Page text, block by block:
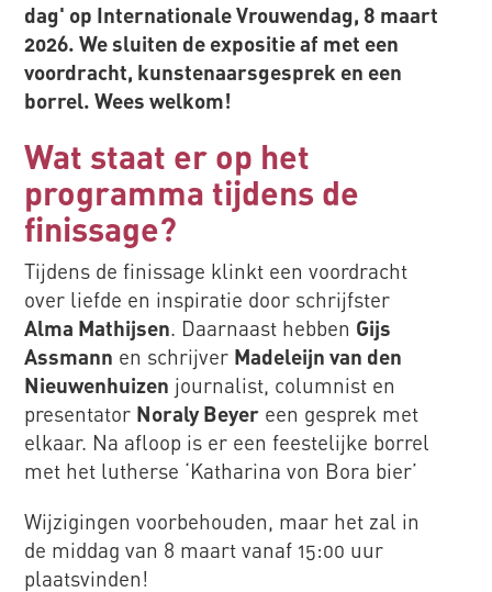
dag' op Internationale Vrouwendag, 8 maart
2026. We sluiten de expositie af met een
voordracht, kunstenaarsgesprek en een
borrel. Wees welkom!
Wat staat er op het
programma tijdens de
finissage?
Tijdens de finissage klinkt een voordracht
over liefde en inspiratie door schrijfster
Alma Mathijsen. Daarnaast hebben Gijs
Assmann en schrijver Madeleijn van den
Nieuwenhuizen journalist, columnist en
presentator Noraly Beyer een gesprek met
elkaar. Na afloop is er een feestelijke borrel
met het lutherse ‘Katharina von Bora bier’
Wijzigingen voorbehouden, maar het zal in
de middag van 8 maart vanaf 15:00 uur
plaatsvinden!